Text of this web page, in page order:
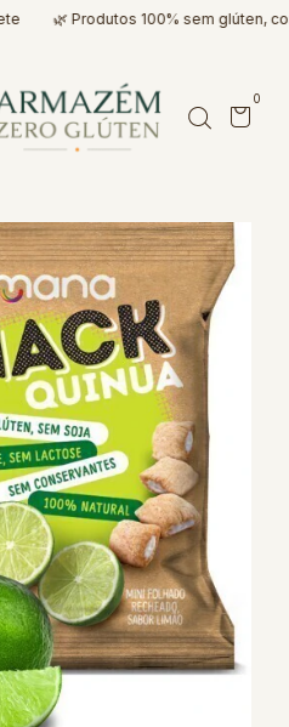
🌿 Produtos 100% sem glúten,
0